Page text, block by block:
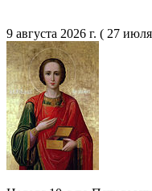
9 августа 2026 г. ( 27